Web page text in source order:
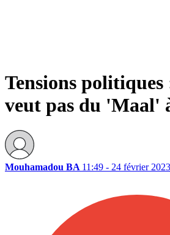
Tensions politiques
veut pas du 'Maal'
Mouhamadou BA 11:49 - 24 février 2023